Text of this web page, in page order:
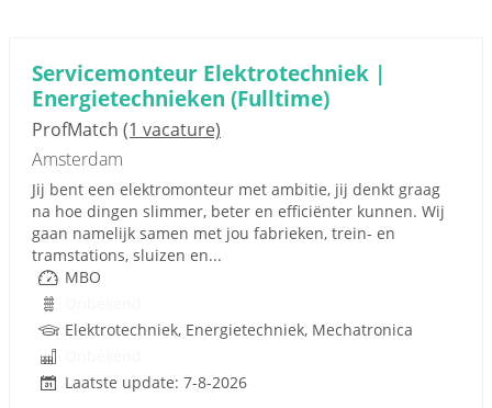
Servicemonteur Elektrotechniek |
Energietechnieken (Fulltime)
ProfMatch (1 vacature)
Amsterdam
Jij bent een elektromonteur met ambitie, jij denkt graag
na hoe dingen slimmer, beter en efficiënter kunnen. Wij
gaan namelijk samen met jou fabrieken, trein- en
tramstations, sluizen en...
MBO
Elektrotechniek, Energietechniek, Mechatronica
Laatste update: 7-8-2026